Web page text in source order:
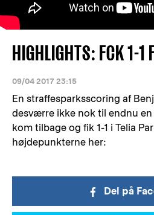
HIGHLIGHTS: FCK 1-1
09/04 2017 23:15
En straffesparksscoring af
desværre ikke nok til endnu en
kom tilbage og fik 1-1 i Telia
højdepunkterne her:
Del på